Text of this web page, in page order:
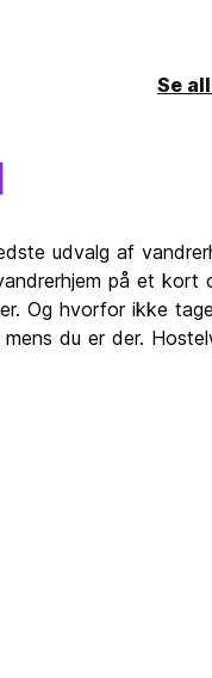
Se
udvalg af
på et kort
Og hvorfor ikke
du er der.